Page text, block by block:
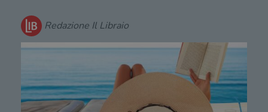
Redazione Il Libraio